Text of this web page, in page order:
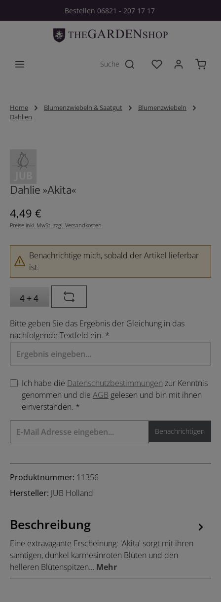
Zum Hauptinhalt springenBestellen 06821 - 207 17 17
Du hast 0
Home Blumenzwiebeln & Saatgut
Blumenzwiebeln
Dahlien
Dahlie »Akita«
Regulärer Preis:
4,49 €
Preise inkl. MwSt. zzgl. Versandkosten
Benachrichtige mich, sobald der Artikel lieferbar
ist.
Bitte geben Sie das Ergebnis der Gleichung in das
nachfolgende Textfeld ein. *
Ich habe die Datenschutzbestimmungen zur Kenntnis
genommen und die AGB gelesen und bin mit ihnen
einverstanden. *
Benachrichtigen
Produktnummer: 11356
Hersteller: JUB Holland
Beschreibung
Eine extravagante Erscheinung: 'Akita' sorgt mit ihren
samtigen, dunkel karmesinroten Blüten und den
helleren Blütenspitzen… Mehr